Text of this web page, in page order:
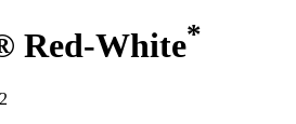
Red-White*